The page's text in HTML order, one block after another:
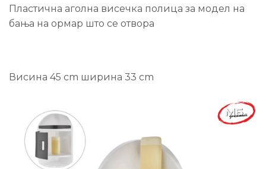
Пластична аголна висечка полица за модел на
бања на ормар што се отвора
Висина 45 cm ширина 33 cm